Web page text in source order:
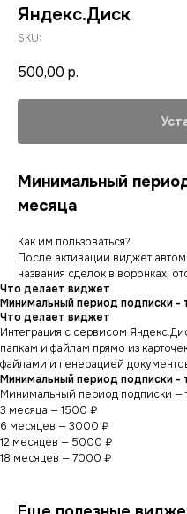
Яндекс.Диск
SKU:
500,00 р.
Минимальный
месяца
Как им пользоваться?
После активации виджет
названия сделок в воронках,
Что делает виджет
Минимальный период подписки -
Что делает виджет
Интеграция с сервисом
папкам и файлам прямо из
файлами и генерацией
Минимальный период подписки -
Минимальный период подписки —
3 месяца — 1500 ₽
6 месяцев — 3000 ₽
12 месяцев — 5000 ₽
18 месяцев — 7000 ₽